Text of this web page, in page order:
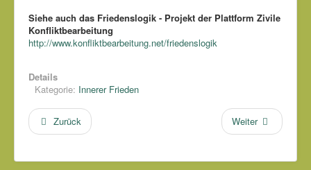
Siehe auch das Friedenslogik - Projekt der Plattform Zivile
Konfliktbearbeitung
http://www.konfliktbearbeitung.net/friedenslogik
Details
Kategorie: Innerer Frieden
Zurück Weiter